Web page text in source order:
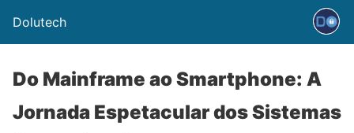
Dolutech
Do Mainframe ao Smartphone: A
Jornada Espetacular dos Sistemas